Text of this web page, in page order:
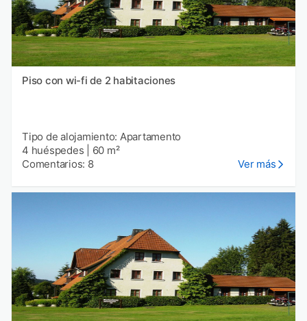
Piso con wi-fi de 2 habitaciones
Tipo de alojamiento: Apartamento
4 huéspedes
60 m²
Comentarios: 8
Ver más